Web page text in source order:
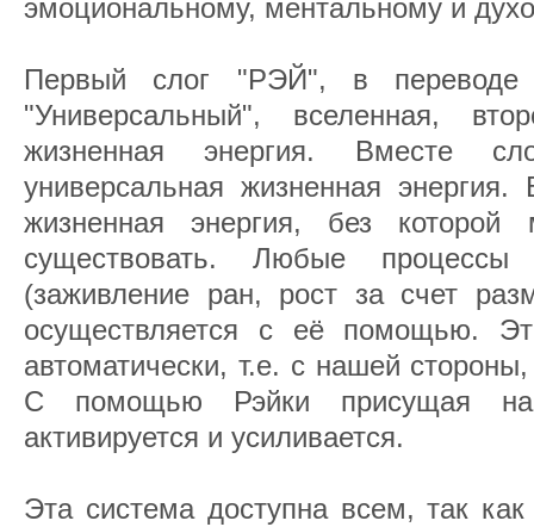
эмоциональному, ментальному и
Первый слог "РЭЙ", в
"Универсальный", вселенная,
жизненная энергия. Вместе
универсальная жизненная
жизненная энергия, без
существовать. Любые
(заживление ран, рост за счет
осуществляется с её помощью.
автоматически, т.е. с нашей
С помощью Рэйки присущая
активируется и усиливается.
Эта система доступна всем, так как